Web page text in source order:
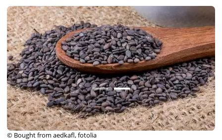
© Bought from aedkafl, fotolia